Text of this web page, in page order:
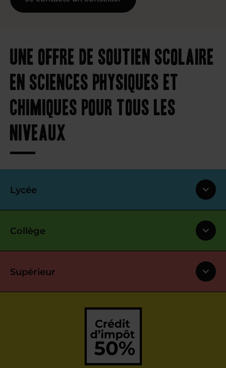
Une offre de soutien scolaire
en sciences physiques et
chimiques pour tous les
niveaux
Lycée
Collège
Supérieur